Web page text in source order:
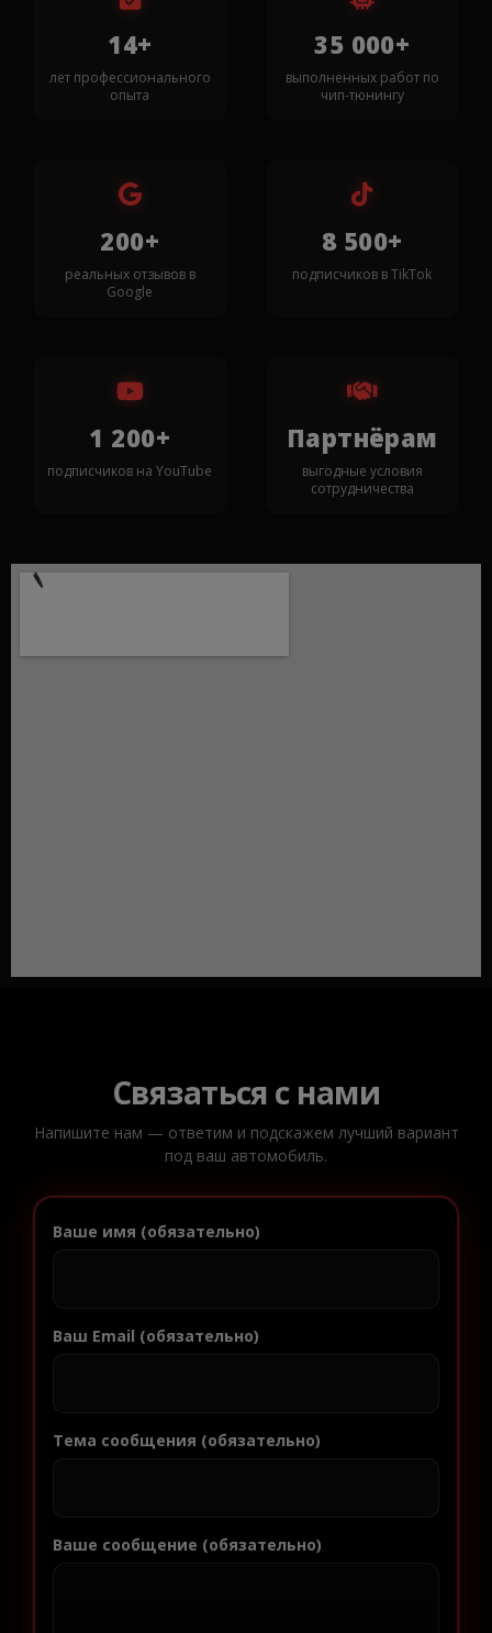
14+
лет профессионального
опыта
35 000+
выполненных работ по
чип-тюнингу
200+
реальных отзывов в
Google
8 500+
подписчиков в TikTok
1 200+
подписчиков на YouTube
Партнёрам
выгодные условия
сотрудничества
Связаться с нами
Напишите нам — ответим и подскажем лучший вариант
под ваш автомобиль.
Ваше имя (обязательно)
Ваш Email (обязательно)
Тема сообщения (обязательно)
Ваше сообщение (обязательно)